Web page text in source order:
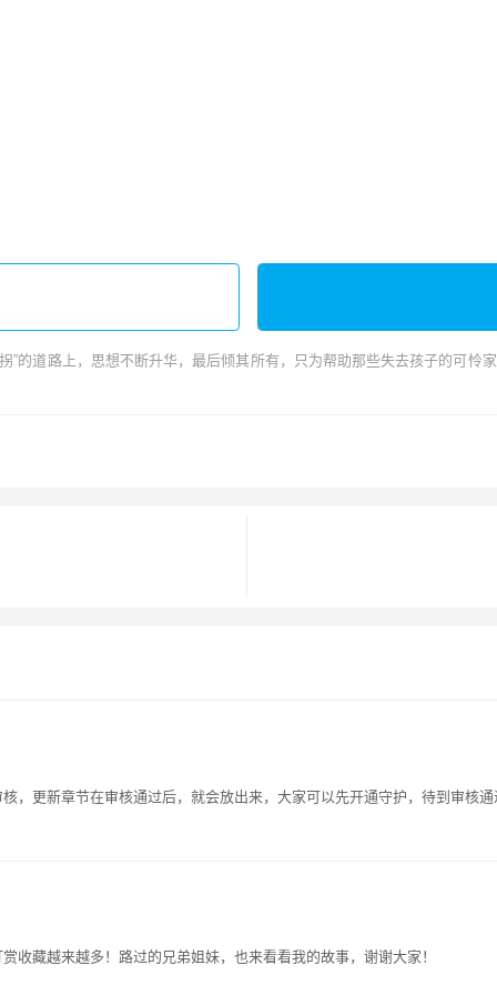
”的道路上，思想不断升华，最后倾其所有，只为帮助那些失去孩子的可
，更新章节在审核通过后，就会放出来，大家可以先开通守护，待到审核
阅打赏收藏越来越多！路过的兄弟姐妹，也来看看我的故事，谢谢